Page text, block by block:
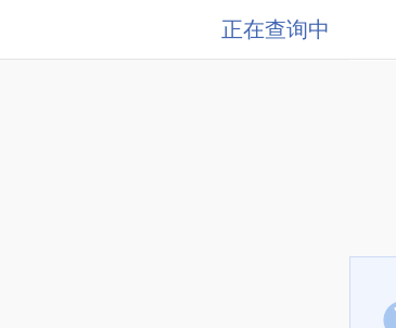
正在查询中